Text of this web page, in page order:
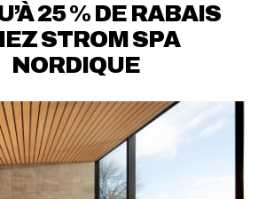
25 % DE RABAIS
STROM SPA
NORDIQUE